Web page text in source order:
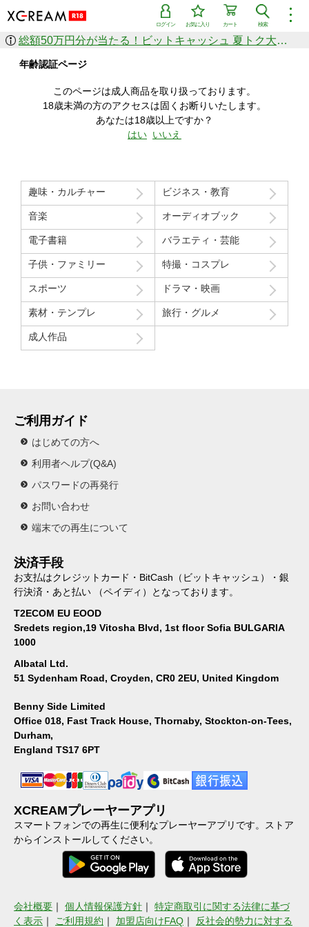
︙
検索
カート
お気に入り
ログイン
作品を探す
ジャンル
シリーズ
人気のセール中商品
新着セール中商品
すべての作品から探す
価格の安い順
価格の高い順
月間ランキング
年間ランキング
総額50万円分が当たる！ビットキャッシュ 夏トク大感謝祭
年齢認証ページ
このページは成人商品を取り扱っております。
18歳未満の方のアクセスは固くお断りいたします。
あなたは18歳以上ですか？
はい いいえ
趣味・カルチャー ビジネス・教育
音楽 オーディオブック
電子書籍 バラエティ・芸能
子供・ファミリー 特撮・コスプレ
スポーツ ドラマ・映画
素材・テンプレ 旅行・グルメ
成人作品
ご利用ガイド
はじめての方へ
利用者ヘルプ(Q&A)
パスワードの再発行
お問い合わせ
端末での再生について
決済手段
お支払はクレジットカード・BitCash（ビットキャッシュ）・銀
行決済・あと払い （ペイディ）となっております。
T2ECOM EU EOOD
Sredets region,19 Vitosha Blvd, 1st floor Sofia BULGARIA
1000
Albatal Ltd.
51 Sydenham Road, Croyden, CR0 2EU, United Kingdom
Benny Side Limited
Office 018, Fast Track House, Thornaby, Stockton-on-Tees,
Durham,
England TS17 6PT
XCREAMプレーヤーアプリ
スマートフォンでの再生に便利なプレーヤーアプリです。ストア
からインストールしてください。
会社概要 ｜ 個人情報保護方針 ｜ 特定商取引に関する法律に基づ
く表示 ｜ ご利用規約 ｜ 加盟店向けFAQ ｜ 反社会的勢力に対する